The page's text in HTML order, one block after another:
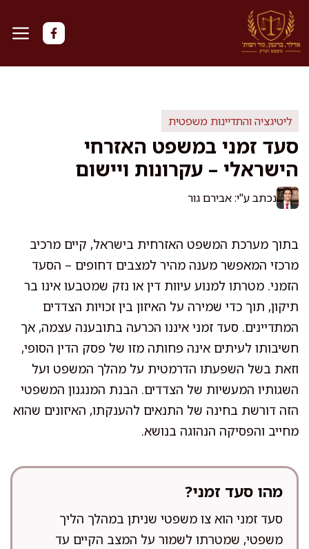
לדלג
לתוכן
ליטיגציה והתדיינות משפטית
סעד זמני במשפט האזרחי
הישראלי – עקרונות ויישום
נכתב ע"י: אבירם גור
בתוך מערכת המשפט האזרחית בישראל, קיים מרכיב
מרכזי המאפשר מענה מהיר למצבים דחופים – הסעד
הזמני. מטרתו למנוע עיוות דין או נזק שמטבעו אינו בר
תיקון, תוך כדי שמירה על האיזון בין זכויות הצדדים
המתדיינים. סעד זמני איננו הכרעה בתובענה עצמה, אך
חשיבותו לעיתים אינה פחותה מזו של פסק הדין הסופי,
וזאת בשל השפעתו הדרמטית על מהלך המשפט ועל
השגותיו המעשיות של הצדדים. הבנת המנגנון המשפטי
הזה דורשת בחינה של התנאים להענקתו, האיזונים שהוא
מחייב והפסיקה הנהוגה בנושא.
מהו סעד זמני?
סעד זמני הוא צו משפטי שניתן במהלך הליך
משפטי, שמטרתו לשמור על המצב הקיים עד